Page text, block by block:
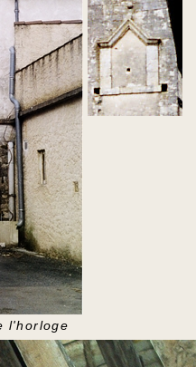
l'horloge